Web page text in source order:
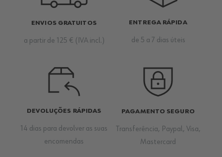
ENVIOS GRATUITOS
a partir de 125 € (IVA incl.)
ENTREGA RÁPIDA
de 5 a 7 dias úteis
DEVOLUÇÕES RÁPIDAS
14 dias para devolver as suas
encomendas
PAGAMENTO SEGURO
Transferência, Paypal, Visa,
Mastercard